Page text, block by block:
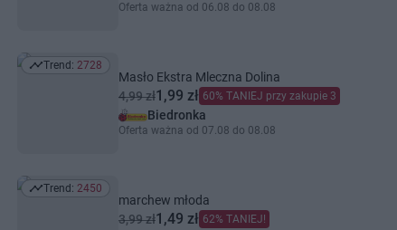
Oferta ważna od 06.08 do 08.08
Trend: 2728
Trend: 2728
Masło Ekstra Mleczna Dolina
4,99 zł1,99 zł 60% TANIEJ przy zakupie 3
Biedronka
Oferta ważna od 07.08 do 08.08
Trend: 2450
Trend: 2450
marchew młoda
3,99 zł1,49 zł 62% TANIEJ!